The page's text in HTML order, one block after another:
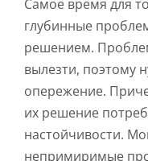
Самое время для
глубинные
решением.
вылезти, поэтому
опережение.
их решение
настойчивости.
непримиримые